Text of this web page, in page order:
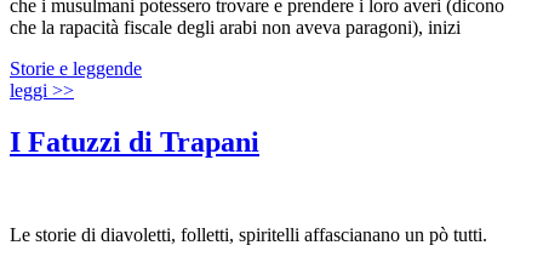
che i musulmani potessero trovare e prendere i loro averi (dicono
che la rapacità fiscale degli arabi non aveva paragoni), inizi
Storie e leggende
leggi >>
I Fatuzzi di Trapani
Le storie di diavoletti, folletti, spiritelli affascianano un pò tutti.